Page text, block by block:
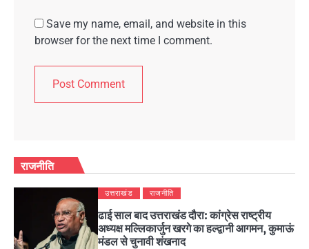
Save my name, email, and website in this
browser for the next time I comment.
राजनीति
उत्तराखंड राजनीति
ढाई साल बाद उत्तराखंड दौरा: कांग्रेस राष्ट्रीय
अध्यक्ष मल्लिकार्जुन खरगे का हल्द्वानी आगमन, कुमाऊं
मंडल से चुनावी शंखनाद